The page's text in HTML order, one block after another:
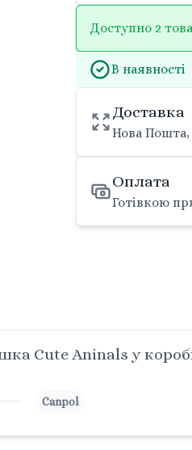
Доступно 2
В наявності
Доставка
Нова Пошта,
Оплата
Готівкою
Cute Aninals у
Canpol